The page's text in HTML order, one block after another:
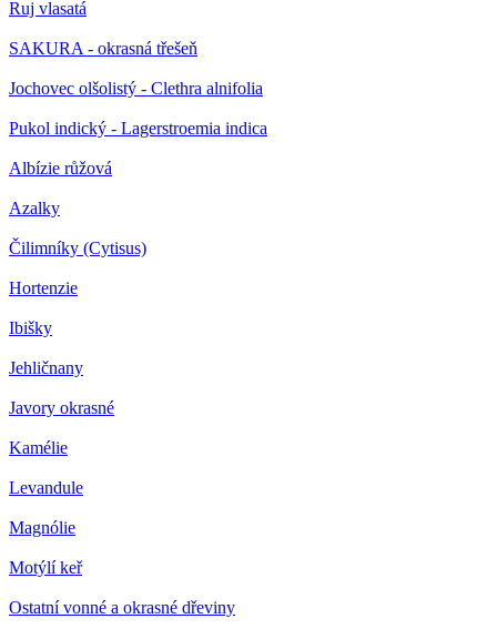
Ruj vlasatá
SAKURA - okrasná třešeň
Jochovec olšolistý - Clethra alnifolia
Pukol indický - Lagerstroemia indica
Albízie růžová
Azalky
Čilimníky (Cytisus)
Hortenzie
Ibišky
Jehličnany
Javory okrasné
Kamélie
Levandule
Magnólie
Motýlí keř
Ostatní vonné a okrasné dřeviny